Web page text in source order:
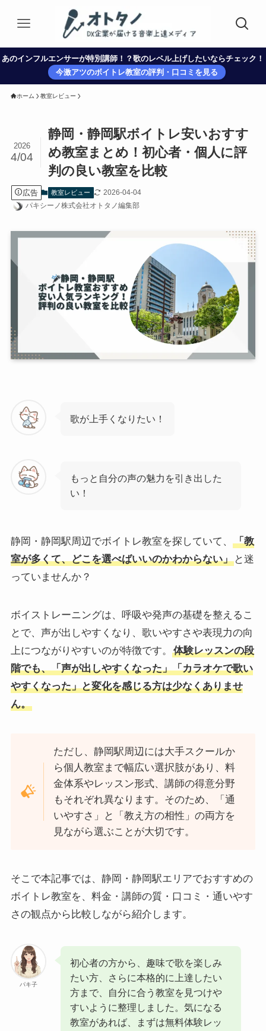
あのインフルエンサーが特別講師！？歌のレベル上げしたいならチェック！
今激アツのボイトレ教室の評判・口コミを見る
ホーム 教室レビュー
静岡・静岡駅ボイトレ安いおすす
め教室まとめ！初心者・個人に評
判の良い教室を比較
2026
4/04
広告 教室レビュー
2026-04-04
パキシーノ株式会社オトタノ編集部
歌が上手くなりたい！
もっと自分の声の魅力を引き出した
い！
静岡・静岡駅周辺でボイトレ教室を探していて、
「教
室が多くて、どこを選べばいいのかわからない」と迷
っていませんか？
ボイストレーニングは、呼吸や発声の基礎を整えるこ
とで、声が出しやすくなり、歌いやすさや表現力の向
上につながりやすいのが特徴です。
体験レッスンの段
階でも、「声が出しやすくなった」「カラオケで歌い
やすくなった」と変化を感じる方は少なくありませ
ん。
ただし、静岡駅周辺には大手スクールか
ら個人教室まで幅広い選択肢があり、料
金体系やレッスン形式、講師の得意分野
もそれぞれ異なります。そのため、「通
いやすさ」と「教え方の相性」の両方を
見ながら選ぶことが大切です。
そこで本記事では、静岡・静岡駅エリアでおすすめの
ボイトレ教室を、料金・講師の質・口コミ・通いやす
さの観点から比較しながら紹介します。
パキ子
初心者の方から、趣味で歌を楽しみ
たい方、さらに本格的に上達したい
方まで、自分に合う教室を見つけや
すいように整理しました。気になる
教室があれば、まずは無料体験レッ